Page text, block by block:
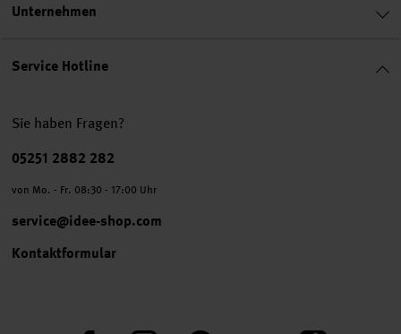
Service Hotline
Sie haben Fragen?
Telefonnummer
05251 2882 282
von Mo. - Fr. 08:30 - 17:00 Uhr
service@idee-shop.com
Kontaktformular
Unternehmen